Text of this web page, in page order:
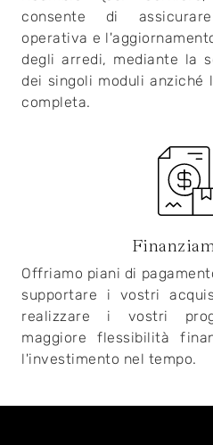
consente di
operativa e
degli arredi, mediante la
dei singoli moduli anziché
completa.
Offriamo piani di
supportare i vostri
realizzare i vostri
maggiore flessibilità
l'investimento nel tempo.